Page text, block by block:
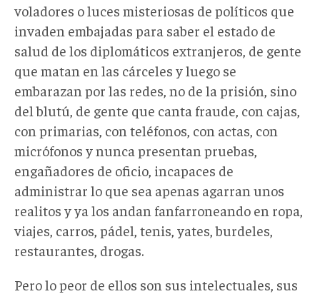
voladores o luces misteriosas de políticos que
invaden embajadas para saber el estado de
salud de los diplomáticos extranjeros, de gente
que matan en las cárceles y luego se
embarazan por las redes, no de la prisión, sino
del blutú, de gente que canta fraude, con cajas,
con primarias, con teléfonos, con actas, con
micrófonos y nunca presentan pruebas,
engañadores de oficio, incapaces de
administrar lo que sea apenas agarran unos
realitos y ya los andan fanfarroneando en ropa,
viajes, carros, pádel, tenis, yates, burdeles,
restaurantes, drogas.
Pero lo peor de ellos son sus intelectuales, sus